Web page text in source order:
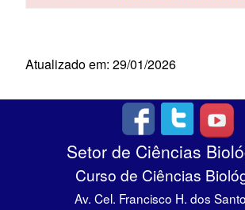
Atualizado em: 29/01/2026
Setor de Ciências
Curso de Ciências
Av. Cel. Francisco H. dos